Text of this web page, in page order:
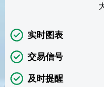
实时图表
交易信号
及时提醒